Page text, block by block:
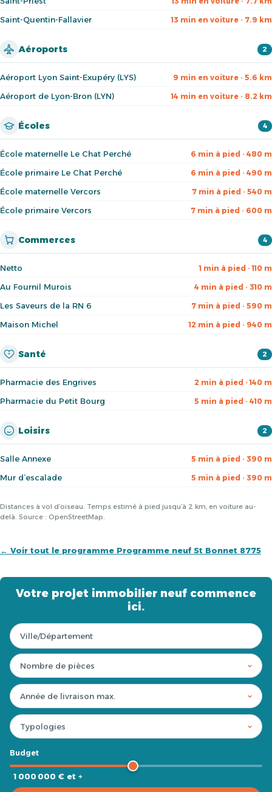
Saint-Quentin-Fallavier 13 min en voiture · 7.9 km
Aéroports 2
Aéroport Lyon Saint-Exupéry (LYS) 9 min en voiture · 5.6 km
Aéroport de Lyon-Bron (LYN) 14 min en voiture · 8.2 km
Écoles 4
École maternelle Le Chat Perché 6 min à pied · 480 m
École primaire Le Chat Perché 6 min à pied · 490 m
École maternelle Vercors 7 min à pied · 540 m
École primaire Vercors 7 min à pied · 600 m
Commerces 4
Netto 1 min à pied · 110 m
Au Fournil Murois 4 min à pied · 310 m
Les Saveurs de la RN 6 7 min à pied · 590 m
Maison Michel 12 min à pied · 940 m
Santé 2
Pharmacie des Engrives 2 min à pied · 140 m
Pharmacie du Petit Bourg 5 min à pied · 410 m
Loisirs 2
Salle Annexe 5 min à pied · 390 m
Mur d’escalade 5 min à pied · 390 m
Distances à vol d’oiseau. Temps estimé à pied jusqu’à 2 km, en voiture au-
delà. Source : OpenStreetMap.
← Voir tout le programme Programme neuf St Bonnet 8775
Votre projet immobilier neuf commence
ici.
Budget
1 000 000 € et +